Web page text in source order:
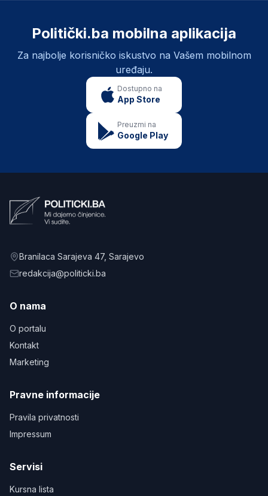
Politički.ba mobilna aplikacija
Za najbolje korisničko iskustvo na Vašem mobilnom
uređaju.
Dostupno na
App Store
Preuzmi na
Google Play
Branilaca Sarajeva 47, Sarajevo
redakcija@politicki.ba
O nama
O portalu
Kontakt
Marketing
Pravne informacije
Pravila privatnosti
Impressum
Servisi
Kursna lista